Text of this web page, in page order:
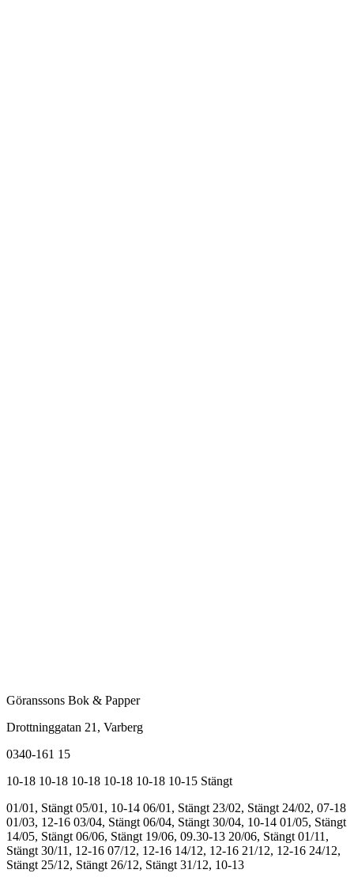
Göranssons Bok & Papper
Drottninggatan 21 , Varberg
0340-161 15
10-18 10-18 10-18 10-18 10-18 10-15 Stängt
01/01, Stängt 05/01, 10-14 06/01, Stängt 23/02, Stängt 24/02, 07-18
01/03, 12-16 03/04, Stängt 06/04, Stängt 30/04, 10-14 01/05, Stängt
14/05, Stängt 06/06, Stängt 19/06, 09.30-13 20/06, Stängt 01/11,
Stängt 30/11, 12-16 07/12, 12-16 14/12, 12-16 21/12, 12-16 24/12,
Stängt 25/12, Stängt 26/12, Stängt 31/12, 10-13